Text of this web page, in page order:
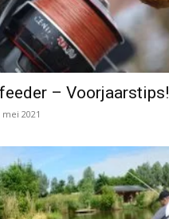
– Voorjaarstips!
mei 2021